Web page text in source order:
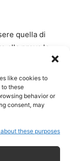
like cookies to
to these
behavior or
consent, may
these purposes
quella di
alla prova le
al tifo.
interrogarsi
conferme